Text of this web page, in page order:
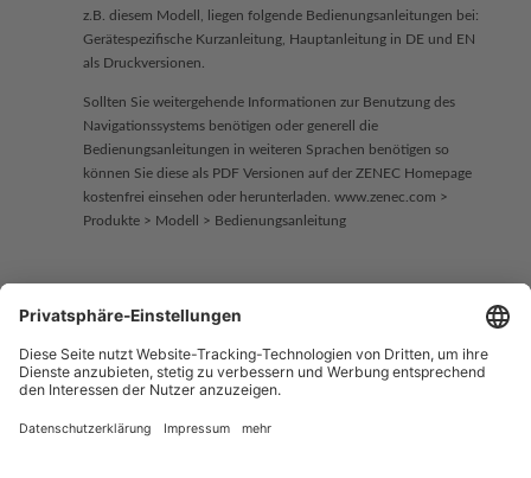
z.B. diesem Modell, liegen folgende Bedienungsanleitungen bei:
Gerätespezifische Kurzanleitung, Hauptanleitung in DE und EN
als Druckversionen.
Sollten Sie weitergehende Informationen zur Benutzung des
Navigationssystems benötigen oder generell die
Bedienungsanleitungen in weiteren Sprachen benötigen so
können Sie diese als PDF Versionen auf der ZENEC Homepage
kostenfrei einsehen oder herunterladen. www.zenec.com >
Produkte > Modell > Bedienungsanleitung
Copyright © 2026 ZENEC
Impressum,